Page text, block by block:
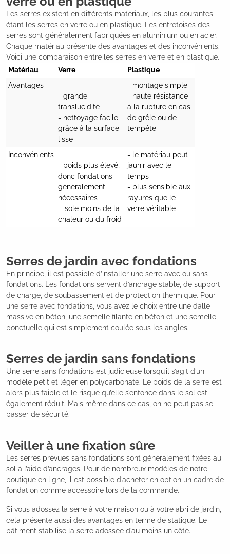
Les serres existent en différents matériaux, les plus courantes
étant les serres en verre ou en plastique. Les entretoises des
serres sont généralement fabriquées en aluminium ou en acier.
Chaque matériau présente des avantages et des inconvénients.
Voici une comparaison entre les serres en verre et en plastique.
Matériau
Verre
Plastique
Avantages
- grande
translucidité
- nettoyage facile
grâce à la surface
lisse
- montage simple
- haute résistance
à la rupture en cas
de grêle ou de
tempête
Inconvénients
- poids plus élevé,
donc fondations
généralement
nécessaires
- isole moins de la
chaleur ou du froid
- le matériau peut
jaunir avec le
temps
- plus sensible aux
rayures que le
verre véritable
Serres de jardin avec fondations
En principe, il est possible d’installer une serre avec ou sans
fondations. Les fondations servent d’ancrage stable, de support
de charge, de soubassement et de protection thermique. Pour
une serre avec fondations, vous avez le choix entre une dalle
massive en béton, une semelle filante en béton et une semelle
ponctuelle qui est simplement coulée sous les angles.
Serres de jardin sans fondations
Une serre sans fondations est judicieuse lorsqu’il s’agit d’un
modèle petit et léger en polycarbonate. Le poids de la serre est
alors plus faible et le risque qu’elle s’enfonce dans le sol est
également réduit. Mais même dans ce cas, on ne peut pas se
passer de sécurité.
Veiller à une fixation sûre
Les serres prévues sans fondations sont généralement fixées au
sol à l’aide d’ancrages. Pour de nombreux modèles de notre
boutique en ligne, il est possible d’acheter en option un cadre de
fondation comme accessoire lors de la commande.
Si vous adossez la serre à votre maison ou à votre abri de jardin,
cela présente aussi des avantages en terme de statique. Le
bâtiment stabilise la serre adossée d’au moins un côté.